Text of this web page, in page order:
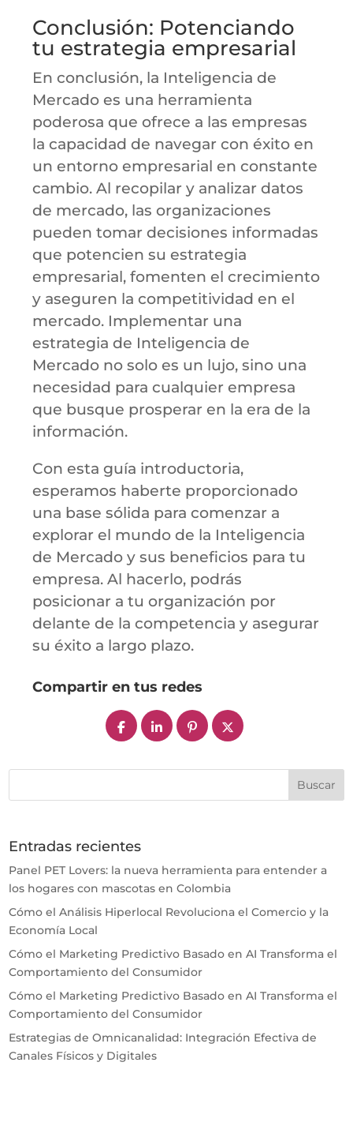
Conclusión: Potenciando
tu estrategia empresarial
En conclusión, la Inteligencia de
Mercado es una herramienta
poderosa que ofrece a las empresas
la capacidad de navegar con éxito en
un entorno empresarial en constante
cambio. Al recopilar y analizar datos
de mercado, las organizaciones
pueden tomar decisiones informadas
que potencien su estrategia
empresarial, fomenten el crecimiento
y aseguren la competitividad en el
mercado. Implementar una
estrategia de Inteligencia de
Mercado no solo es un lujo, sino una
necesidad para cualquier empresa
que busque prosperar en la era de la
información.
Con esta guía introductoria,
esperamos haberte proporcionado
una base sólida para comenzar a
explorar el mundo de la Inteligencia
de Mercado y sus beneficios para tu
empresa. Al hacerlo, podrás
posicionar a tu organización por
delante de la competencia y asegurar
su éxito a largo plazo.
Compartir en tus redes
Entradas recientes
Panel PET Lovers: la nueva herramienta para entender a
los hogares con mascotas en Colombia
Cómo el Análisis Hiperlocal Revoluciona el Comercio y la
Economía Local
Cómo el Marketing Predictivo Basado en AI Transforma el
Comportamiento del Consumidor
Cómo el Marketing Predictivo Basado en AI Transforma el
Comportamiento del Consumidor
Estrategias de Omnicanalidad: Integración Efectiva de
Canales Físicos y Digitales